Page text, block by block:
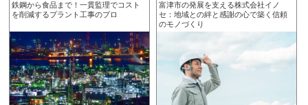
鉄鋼から食品まで！一貫監理でコスト
を削減するプラント工事のプロ
富津市の発展を支える株式会社イノ
セ：地域との絆と感謝の心で築く信頼
のモノづくり